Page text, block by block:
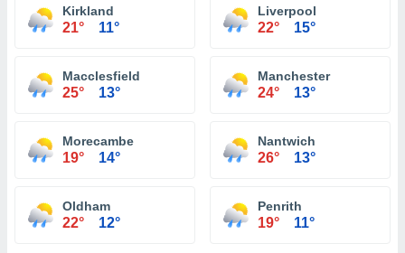
Kirkland
21° 11°
Liverpool
22° 15°
Macclesfield
25° 13°
Manchester
24° 13°
Morecambe
19° 14°
Nantwich
26° 13°
Oldham
22° 12°
Penrith
19° 11°